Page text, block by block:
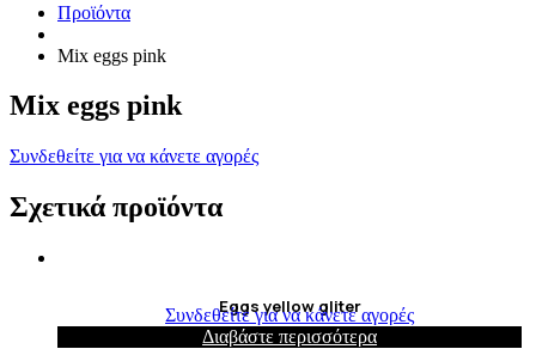
Προϊόντα
Mix eggs pink
Mix eggs pink
Συνδεθείτε για να κάνετε αγορές
Σχετικά προϊόντα
Eggs yellow gliter
Συνδεθείτε για να κάνετε αγορές
Διαβάστε περισσότερα